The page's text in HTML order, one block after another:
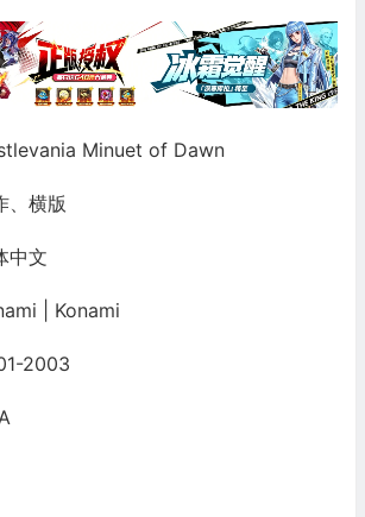
Minuet of Dawn
、横版
中文
| Konami
2003